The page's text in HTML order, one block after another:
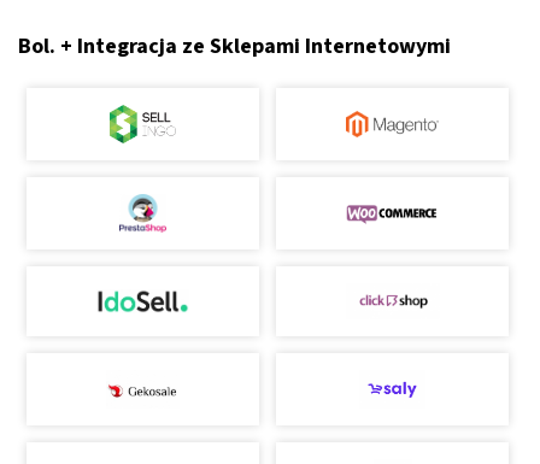
Bol. + Integracja ze Sklepami Internetowymi